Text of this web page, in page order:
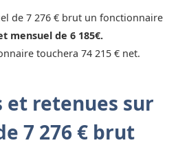
de 7 276 € brut un fonctionnaire
mensuel de 6 185€.
touchera 74 215 € net.
et retenues sur
7 276 € brut